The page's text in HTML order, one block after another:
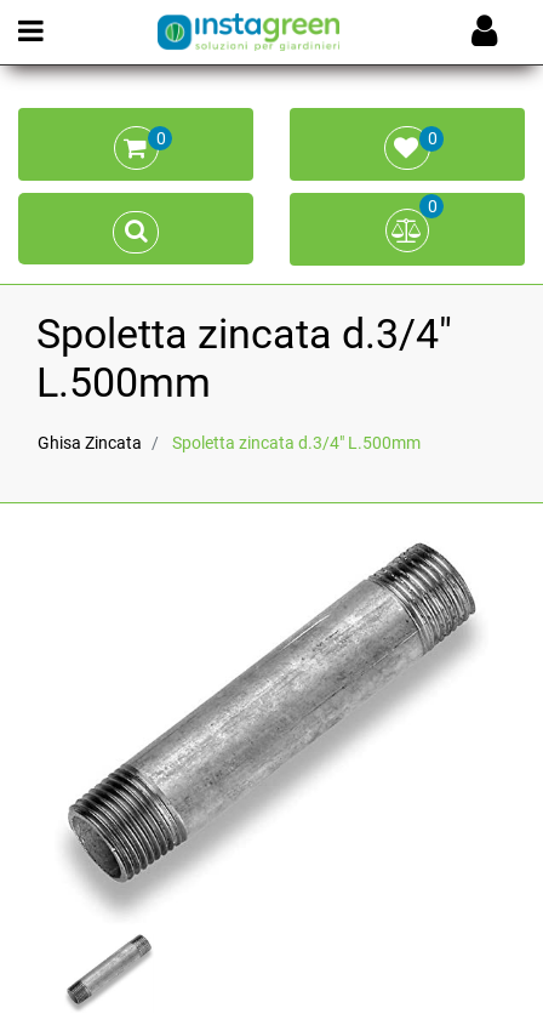
Open menu
0 0
0
Spoletta zincata d.3/4"
L.500mm
Ghisa Zincata Spoletta zincata d.3/4" L.500mm